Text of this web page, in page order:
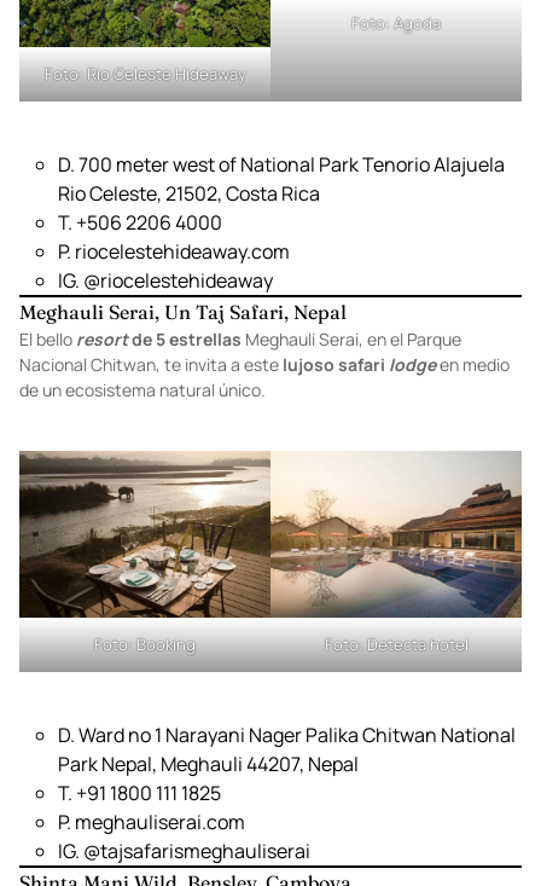
Foto:Rio Celeste Hideaway
D. 700 meter west of National Park Tenorio Alajuela
Rio Celeste, 21502, Costa Rica
T. +506 2206 4000
P.riocelestehideaway.com
IG.@riocelestehideaway
El belloresortde 5 estrellasMeghauli Serai, en el Parque
Nacional Chitwan, te invita a este
en medio
de un ecosistema natural único.
Foto:Booking Foto:
D. Ward no 1 Narayani Nager Palika Chitwan National
Park Nepal, Meghauli 44207, Nepal